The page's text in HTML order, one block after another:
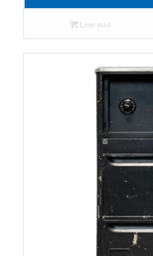
Leer más